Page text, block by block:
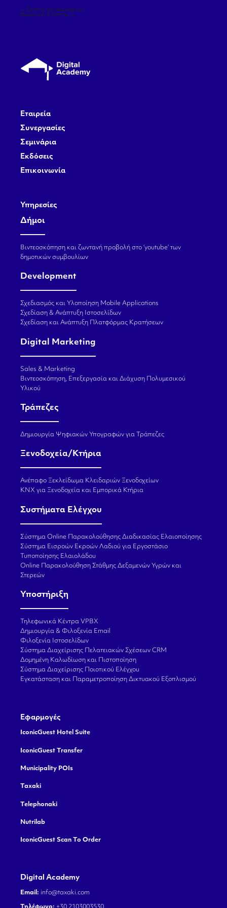
Πλοήγηση
άρθρων
← Σκοπός του σεμιναρίου
Θεματικές Ενότητες →
Εταιρεία
Συνεργασίες
Σεμινάρια
Εκδόσεις
Επικοινωνία
Υπηρεσίες
Δήμοι
Βιντεοσκόπηση και ζωντανή προβολή στο ‘youtube’ των
δημοτικών συμβουλίων
Development
Σχεδιασμός και Υλοποίηση Mobile Applications
Σχεδίαση & Ανάπτυξη Ιστοσελίδων
Σχεδίαση και Ανάπτυξη Πλατφόρμας Κρατήσεων
Digital Marketing
Sales & Marketing
Βιντεοσκόπηση, Επεξεργασία και Διάχυση Πολυμεσικού
Υλικού
Τράπεζες
Δημιουργία Ψηφιακών Υπογραφών για Τράπεζες
Ξενοδοχεία/Κτήρια
Ανέπαφο Ξεκλείδωμα Κλειδαριών Ξενοδοχείων
KNX για Ξενοδοχεία και Εμπορικά Κτήρια
Συστήματα Ελέγχου
Σύστημα Online Παρακολούθησης Διαδικασίας Ελαιοποίησης
Σύστημα Εισροών Εκροών Λαδιού για Εργοστάσιο
Τυποποίησης Ελαιολάδου
Online Παρακολούθηση Στάθμης Δεξαμενών Υγρών και
Στερεών
Υποστήριξη
Τηλεφωνικά Κέντρα VPBX
Δημιουργία & Φιλοξενία Email
Φιλοξενία Ιστοσελίδων
Σύστημα Διαχείρισης Πελατειακών Σχέσεων CRM
Δομημένη Καλωδίωση και Πιστοποίηση
Σύστημα Διαχείρισης Ποιοτικού Ελέγχου
Εγκατάσταση και Παραμετροποίηση Δικτυακού Εξοπλισμού
Εφαρμογές
IconicGuest Hotel Suite
IconicGuest Transfer
Municipality POIs
Taxaki
Telephonaki
Nutrilab
IconicGuest Scan To Order
Digital Academy
Email: info@taxaki.com
Τηλέφωνο: +30 2103003530